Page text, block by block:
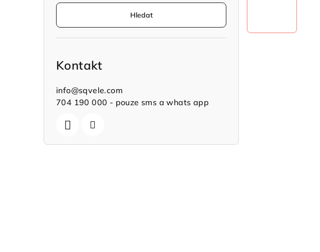
Hledat
Kontakt
info@sqvele.com
704 190 000 - pouze sms a whats app